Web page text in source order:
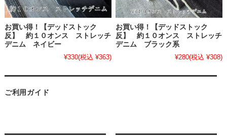
お買い得！【デッドストック
反】 約１０オンス ストレッチ
デニム ネイビー
¥330(税込 ¥363)
お買い得！【デッドストック
反】 約１０オンス ストレッチ
デニム ブラック系
¥280(税込 ¥308)
ご利用ガイド